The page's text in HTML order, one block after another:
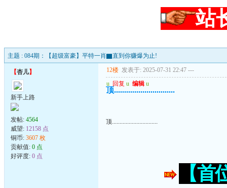
站
主题 : 084期：【超级富豪】平特一肖▇直到你赚爆为止!
【杏儿】
新手上路
发帖: 4564
威望: 12158 点
铜币: 3607 枚
贡献值: 0 点
好评度: 0 点
12楼 发表于: 2025-07-31 22:47 ---
u 回复 u 编辑 u
顶..............................
顶..............................
【